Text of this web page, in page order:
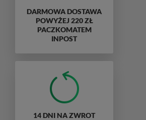
DARMOWA DOSTAWA
POWYŻEJ 220 ZŁ
PACZKOMATEM
INPOST
14 DNI NA ZWROT